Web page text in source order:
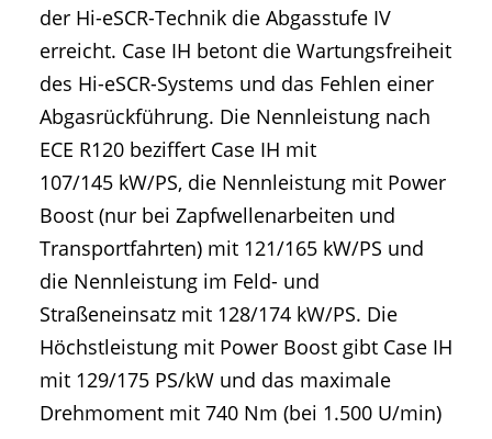
der Hi-eSCR-Technik die Abgasstufe IV
erreicht. Case IH betont die Wartungsfreiheit
des Hi-eSCR-Systems und das Fehlen einer
Abgasrückführung. Die Nennleistung nach
ECE R120 beziffert Case IH mit
107/145 kW/PS, die Nennleistung mit Power
Boost (nur bei Zapfwellenarbeiten und
Transportfahrten) mit 121/165 kW/PS und
die Nennleistung im Feld- und
Straßeneinsatz mit 128/174 kW/PS. Die
Höchstleistung mit Power Boost gibt Case IH
mit 129/175 PS/kW und das maximale
Drehmoment mit 740 Nm (bei 1.500 U/min)